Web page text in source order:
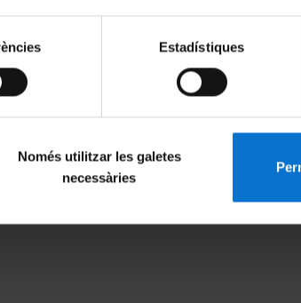
Estadístiques
Només utilitzar les galetes
necessàries